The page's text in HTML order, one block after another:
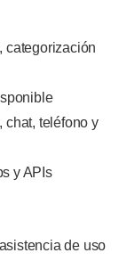
categorización
chat, teléfono y
y APIs
de uso